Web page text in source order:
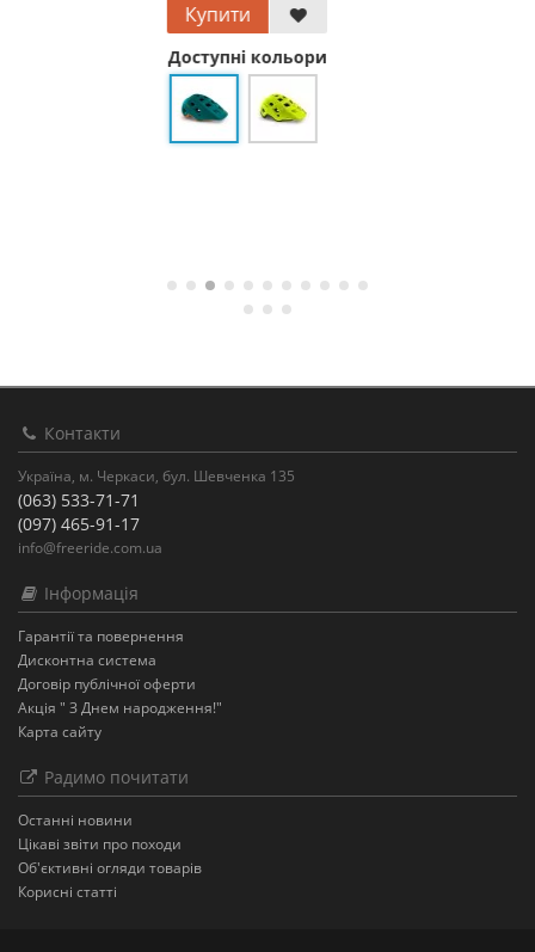
Купити
Доступні кольори
Контакти
Україна, м. Черкаси, бул. Шевченка 135
(063) 533-71-71
(097) 465-91-17
info@freeride.com.ua
Інформація
Гарантії та повернення
Дисконтна система
Договір публічної оферти
Акція " З Днем народження!"
Карта сайту
Радимо почитати
Останнi новини
Цікаві звіти про походи
Об'єктивні огляди товарів
Корисні статті